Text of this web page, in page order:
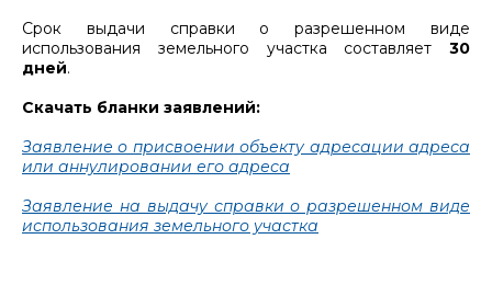
Срок выдачи справки о разрешенном виде
использования земельного участка составляет 30
дней.
Скачать бланки заявлений:
Заявление о присвоении объекту адресации адреса
или аннулировании его адреса
Заявление на выдачу справки о разрешенном виде
использования земельного участка